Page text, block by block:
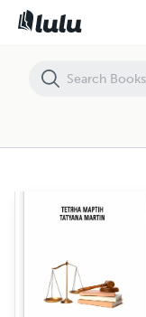
Glossary of Legal